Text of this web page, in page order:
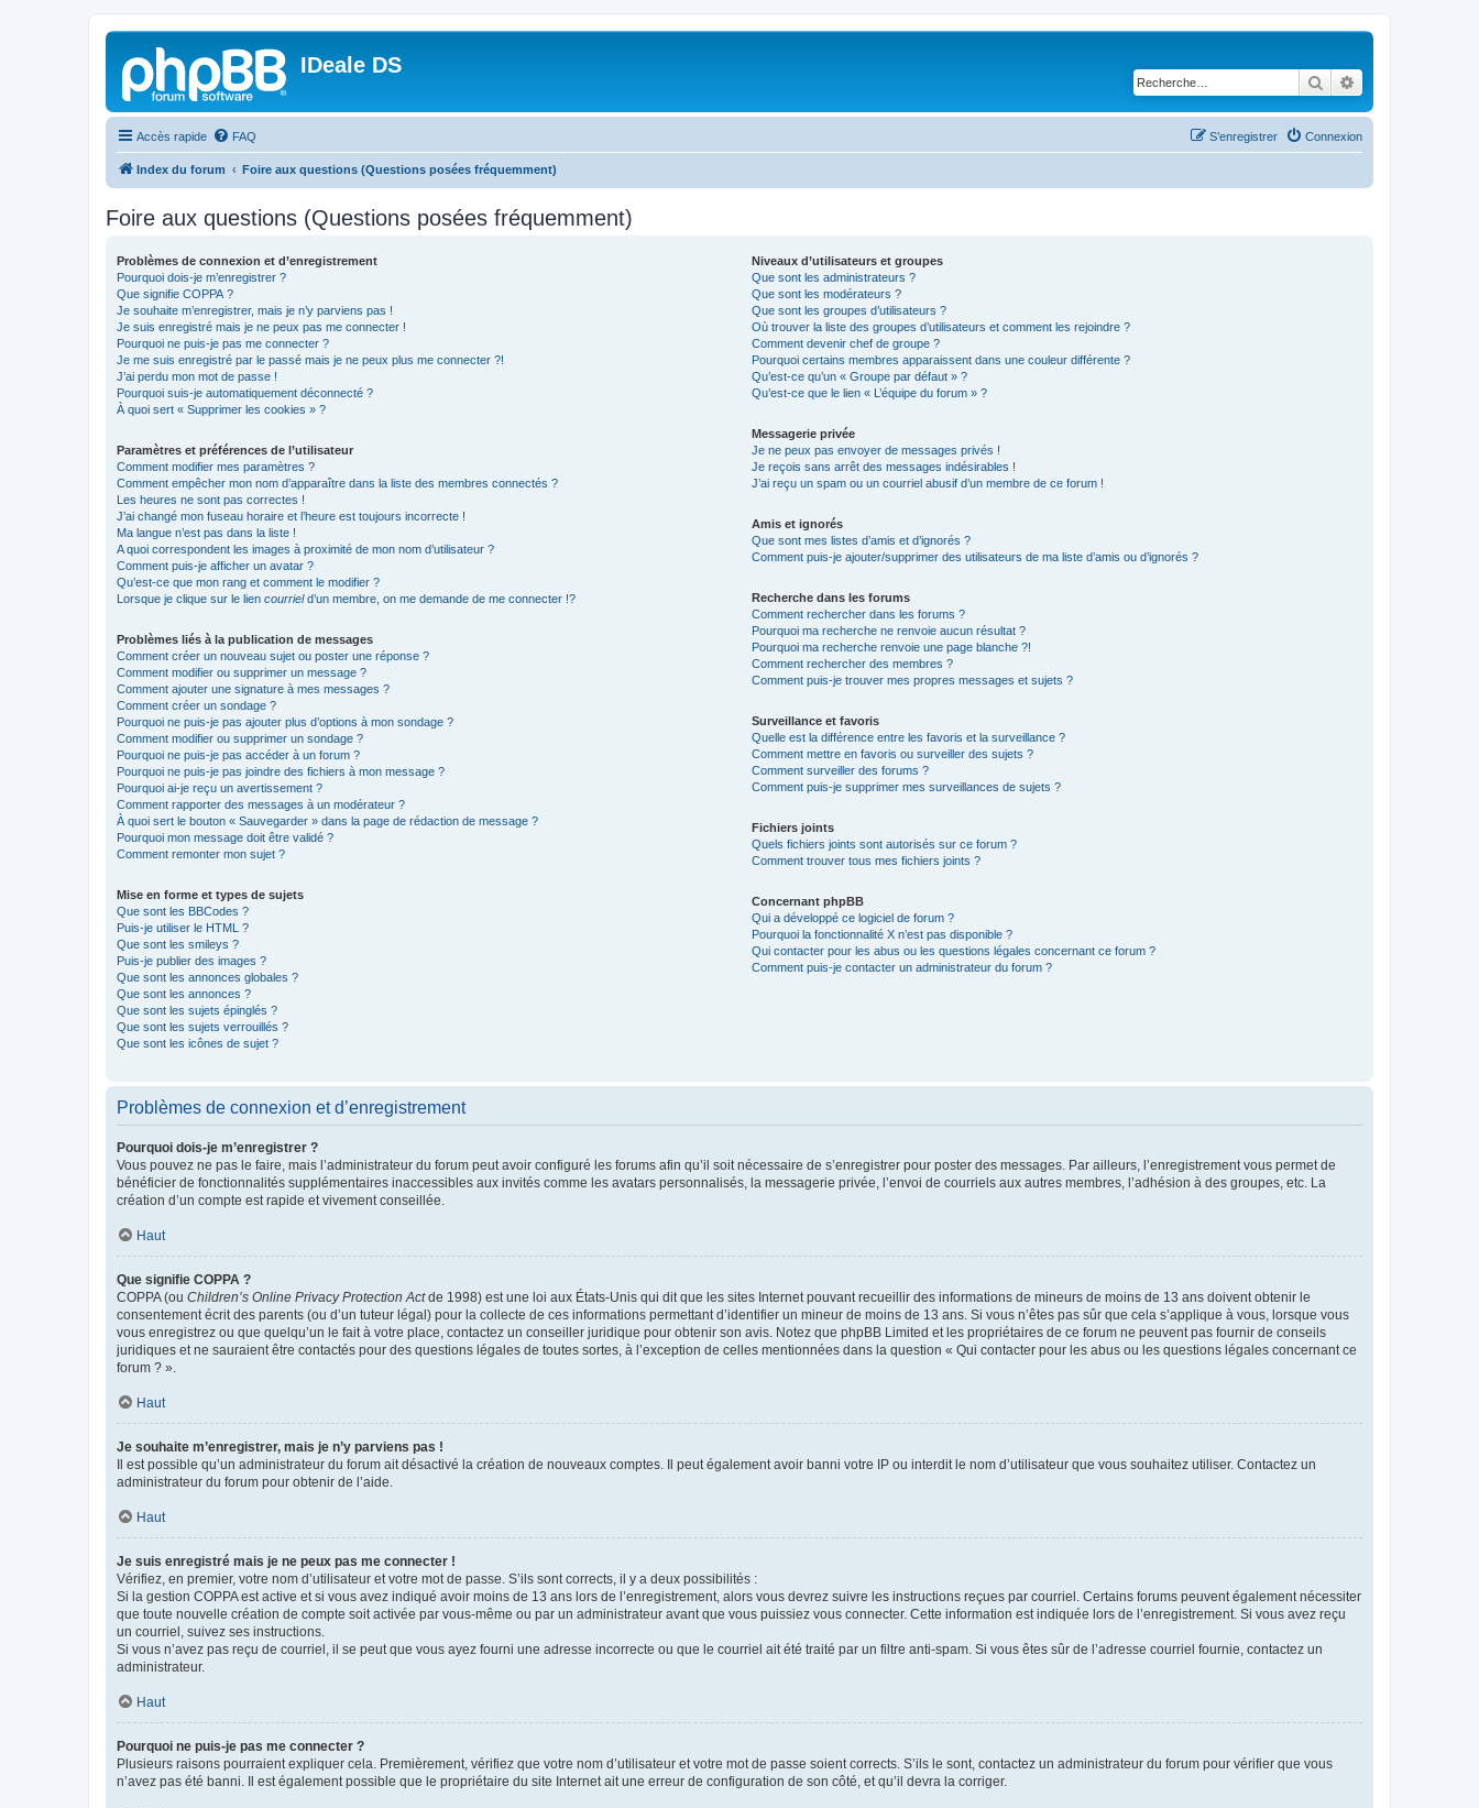
IDeale DS
Rechercher
Accès rapide FAQ Connexion
S’enregistrer
Index du forum Foire aux questions (Questions posées fréquemment)
Foire aux questions (Questions posées fréquemment)
Problèmes de connexion et d’enregistrement
Pourquoi dois-je m’enregistrer ?
Que signifie COPPA ?
Je souhaite m’enregistrer, mais je n’y parviens pas !
Je suis enregistré mais je ne peux pas me connecter !
Pourquoi ne puis-je pas me connecter ?
Je me suis enregistré par le passé mais je ne peux plus me connecter ?!
J’ai perdu mon mot de passe !
Pourquoi suis-je automatiquement déconnecté ?
À quoi sert « Supprimer les cookies » ?
Paramètres et préférences de l’utilisateur
Comment modifier mes paramètres ?
Comment empêcher mon nom d’apparaître dans la liste des membres connectés ?
Les heures ne sont pas correctes !
J’ai changé mon fuseau horaire et l’heure est toujours incorrecte !
Ma langue n’est pas dans la liste !
A quoi correspondent les images à proximité de mon nom d’utilisateur ?
Comment puis-je afficher un avatar ?
Qu’est-ce que mon rang et comment le modifier ?
Lorsque je clique sur le lien courrield’un membre, on me demande de me connecter !?
Problèmes liés à la publication de messages
Comment créer un nouveau sujet ou poster une réponse ?
Comment modifier ou supprimer un message ?
Comment ajouter une signature à mes messages ?
Comment créer un sondage ?
Pourquoi ne puis-je pas ajouter plus d’options à mon sondage ?
Comment modifier ou supprimer un sondage ?
Pourquoi ne puis-je pas accéder à un forum ?
Pourquoi ne puis-je pas joindre des fichiers à mon message ?
Pourquoi ai-je reçu un avertissement ?
Comment rapporter des messages à un modérateur ?
À quoi sert le bouton « Sauvegarder » dans la page de rédaction de message ?
Pourquoi mon message doit être validé ?
Comment remonter mon sujet ?
Mise en forme et types de sujets
Que sont les BBCodes ?
Puis-je utiliser le HTML ?
Que sont les smileys ?
Puis-je publier des images ?
Que sont les annonces globales ?
Que sont les annonces ?
Que sont les sujets épinglés ?
Que sont les sujets verrouillés ?
Que sont les icônes de sujet ?
Niveaux d’utilisateurs et groupes
Que sont les administrateurs ?
Que sont les modérateurs ?
Que sont les groupes d’utilisateurs ?
Où trouver la liste des groupes d’utilisateurs et comment les rejoindre ?
Comment devenir chef de groupe ?
Pourquoi certains membres apparaissent dans une couleur différente ?
Qu’est-ce qu’un « Groupe par défaut » ?
Qu’est-ce que le lien « L’équipe du forum » ?
Messagerie privée
Je ne peux pas envoyer de messages privés !
Je reçois sans arrêt des messages indésirables !
J’ai reçu un spam ou un courriel abusif d’un membre de ce forum !
Amis et ignorés
Que sont mes listes d’amis et d’ignorés ?
Comment puis-je ajouter/supprimer des utilisateurs de ma liste d’amis ou d’ignorés ?
Recherche dans les forums
Comment rechercher dans les forums ?
Pourquoi ma recherche ne renvoie aucun résultat ?
Pourquoi ma recherche renvoie une page blanche ?!
Comment rechercher des membres ?
Comment puis-je trouver mes propres messages et sujets ?
Surveillance et favoris
Quelle est la différence entre les favoris et la surveillance ?
Comment mettre en favoris ou surveiller des sujets ?
Comment surveiller des forums ?
Comment puis-je supprimer mes surveillances de sujets ?
Fichiers joints
Quels fichiers joints sont autorisés sur ce forum ?
Comment trouver tous mes fichiers joints ?
Concernant phpBB
Qui a développé ce logiciel de forum ?
Pourquoi la fonctionnalité X n’est pas disponible ?
Qui contacter pour les abus ou les questions légales concernant ce forum ?
Comment puis-je contacter un administrateur du forum ?
Problèmes de connexion et d’enregistrement
Pourquoi dois-je m’enregistrer ?
Vous pouvez ne pas le faire, mais l’administrateur du forum peut avoir configuré les forums afin qu’il soit nécessaire de s’enregistrer pour poster des messages. Par ailleurs, l’enregistrement vous permet de
bénéficier de fonctionnalités supplémentaires inaccessibles aux invités comme les avatars personnalisés, la messagerie privée, l’envoi de courriels aux autres membres, l’adhésion à des groupes, etc. La
création d’un compte est rapide et vivement conseillée.
Haut
Que signifie COPPA ?
COPPA (ou Children’s Online Privacy Protection Actde 1998) est une loi aux États-Unis qui dit que les sites Internet pouvant recueillir des informations de mineurs de moins de 13 ans doivent obtenir le
consentement écrit des parents (ou d’un tuteur légal) pour la collecte de ces informations permettant d’identifier un mineur de moins de 13 ans. Si vous n’êtes pas sûr que cela s’applique à vous, lorsque vous
vous enregistrez ou que quelqu’un le fait à votre place, contactez un conseiller juridique pour obtenir son avis. Notez que phpBB Limited et les propriétaires de ce forum ne peuvent pas fournir de conseils
juridiques et ne sauraient être contactés pour des questions légales de toutes sortes, à l’exception de celles mentionnées dans la question « Qui contacter pour les abus ou les questions légales concernant ce
forum ? ».
Haut
Je souhaite m’enregistrer, mais je n’y parviens pas !
Il est possible qu’un administrateur du forum ait désactivé la création de nouveaux comptes. Il peut également avoir banni votre IP ou interdit le nom d’utilisateur que vous souhaitez utiliser. Contactez un
administrateur du forum pour obtenir de l’aide.
Haut
Je suis enregistré mais je ne peux pas me connecter !
Vérifiez, en premier, votre nom d’utilisateur et votre mot de passe. S’ils sont corrects, il y a deux possibilités :
Si la gestion COPPA est active et si vous avez indiqué avoir moins de 13 ans lors de l’enregistrement, alors vous devrez suivre les instructions reçues par courriel. Certains forums peuvent également nécessiter
que toute nouvelle création de compte soit activée par vous-même ou par un administrateur avant que vous puissiez vous connecter. Cette information est indiquée lors de l’enregistrement. Si vous avez reçu
un courriel, suivez ses instructions.
Si vous n’avez pas reçu de courriel, il se peut que vous ayez fourni une adresse incorrecte ou que le courriel ait été traité par un filtre anti-spam. Si vous êtes sûr de l’adresse courriel fournie, contactez un
administrateur.
Haut
Pourquoi ne puis-je pas me connecter ?
Plusieurs raisons pourraient expliquer cela. Premièrement, vérifiez que votre nom d’utilisateur et votre mot de passe soient corrects. S’ils le sont, contactez un administrateur du forum pour vérifier que vous
n’avez pas été banni. Il est également possible que le propriétaire du site Internet ait une erreur de configuration de son côté, et qu’il devra la corriger.